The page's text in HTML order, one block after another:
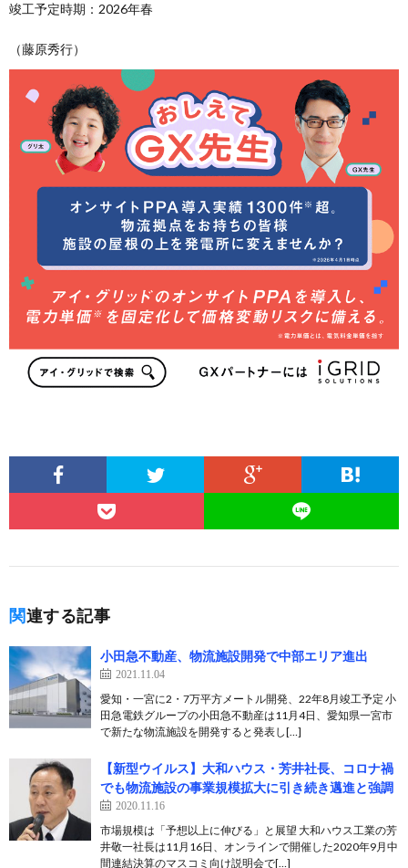
竣工予定時期：2026年春
（藤原秀行）
関連する記事
小田急不動産、物流施設開発で中部エリア進出
2021.11.04
愛知・一宮に2・7万平方メートル開発、22年8月竣工予定 小
田急電鉄グループの小田急不動産は11月4日、愛知県一宮市
で新たな物流施設を開発すると発表し[…]
【新型ウイルス】大和ハウス・芳井社長、コロナ禍
でも物流施設の事業規模拡大に引き続き邁進と強調
2020.11.16
市場規模は「予想以上に伸びる」と展望 大和ハウス工業の芳
井敬一社長は11月16日、オンラインで開催した2020年9月中
間連結決算のマスコミ向け説明会で[…]